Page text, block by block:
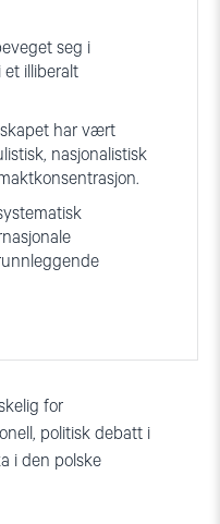
seg i
illiberalt
har vært
nasjonalistisk
for
politisk debatt i
i den polske